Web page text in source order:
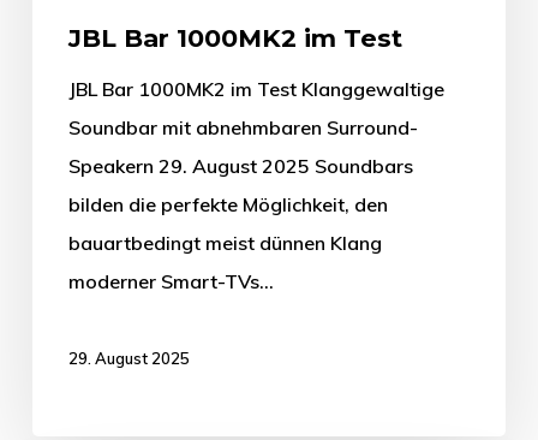
JBL Bar 1000MK2 im Test
JBL Bar 1000MK2 im Test Klanggewaltige
Soundbar mit abnehmbaren Surround-
Speakern 29. August 2025 Soundbars
bilden die perfekte Möglichkeit, den
bauartbedingt meist dünnen Klang
moderner Smart-TVs…
29. August 2025